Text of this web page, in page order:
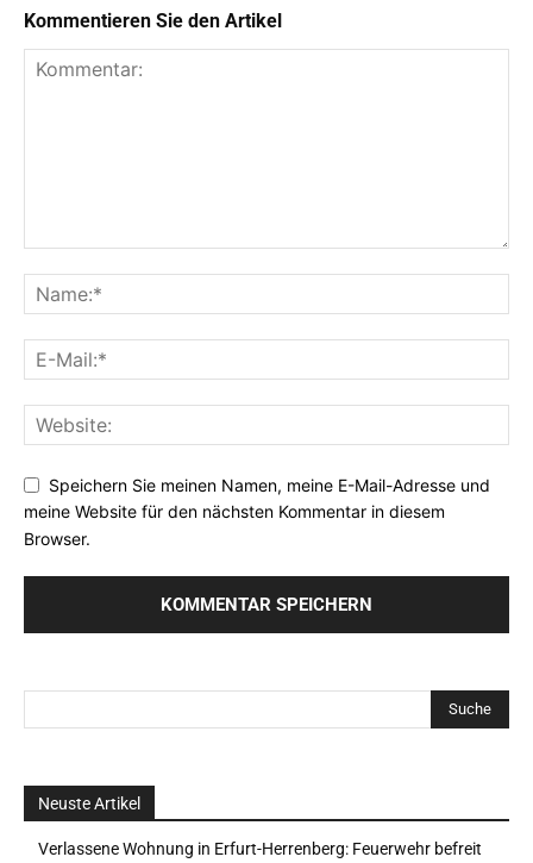
Kommentieren Sie den Artikel
Speichern Sie meinen Namen, meine E-Mail-Adresse und
meine Website für den nächsten Kommentar in diesem
Browser.
Neuste Artikel
Verlassene Wohnung in Erfurt-Herrenberg: Feuerwehr befreit